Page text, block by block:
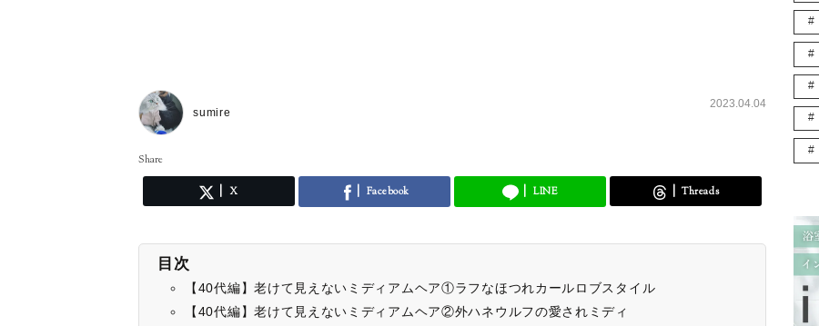
sumire
2023.04.04
Share
X Facebook LINE Threads
目次
【40代編】老けて見えないミディアムヘア①ラフなほつれカールロブスタイル
【40代編】老けて見えないミディアムヘア②外ハネウルフの愛されミディ